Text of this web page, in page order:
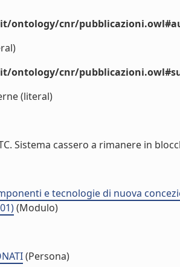
ontology/cnr/
ontology/cnr/
(literal)
Sistema cassero a rimanere in
e tecnologie di nuova
(Modulo)
(Persona)